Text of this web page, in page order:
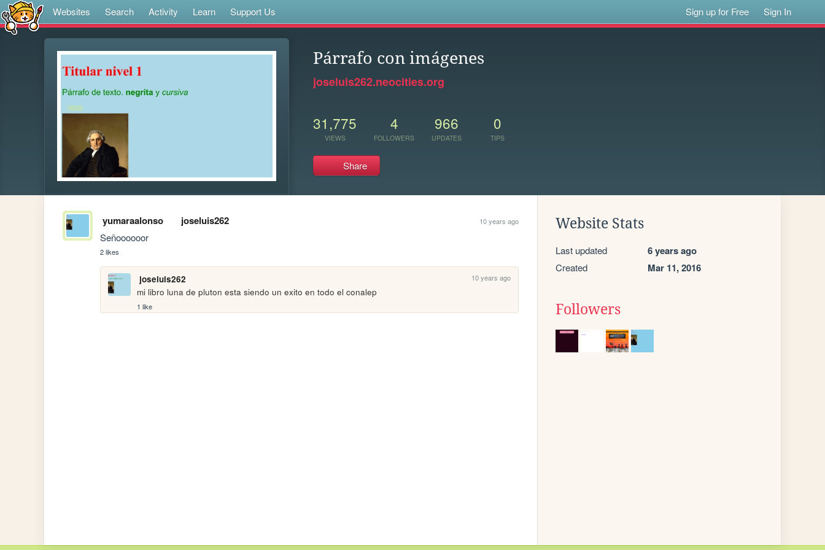
Websites Search Activity Learn Support Us Sign up for Free Sign In
Párrafo con imágenes
joseluis262.neocities.org
31,775
VIEWS
4
FOLLOWERS
966
UPDATES
0
TIPS
Share
yumaraalonso joseluis262 10 years ago
Señoooooor
2 likes
joseluis262 10 years ago
mi libro luna de pluton esta siendo un exito en todo el conalep
1 like
Website Stats
Last updated 6 years ago
Created Mar 11, 2016
Followers